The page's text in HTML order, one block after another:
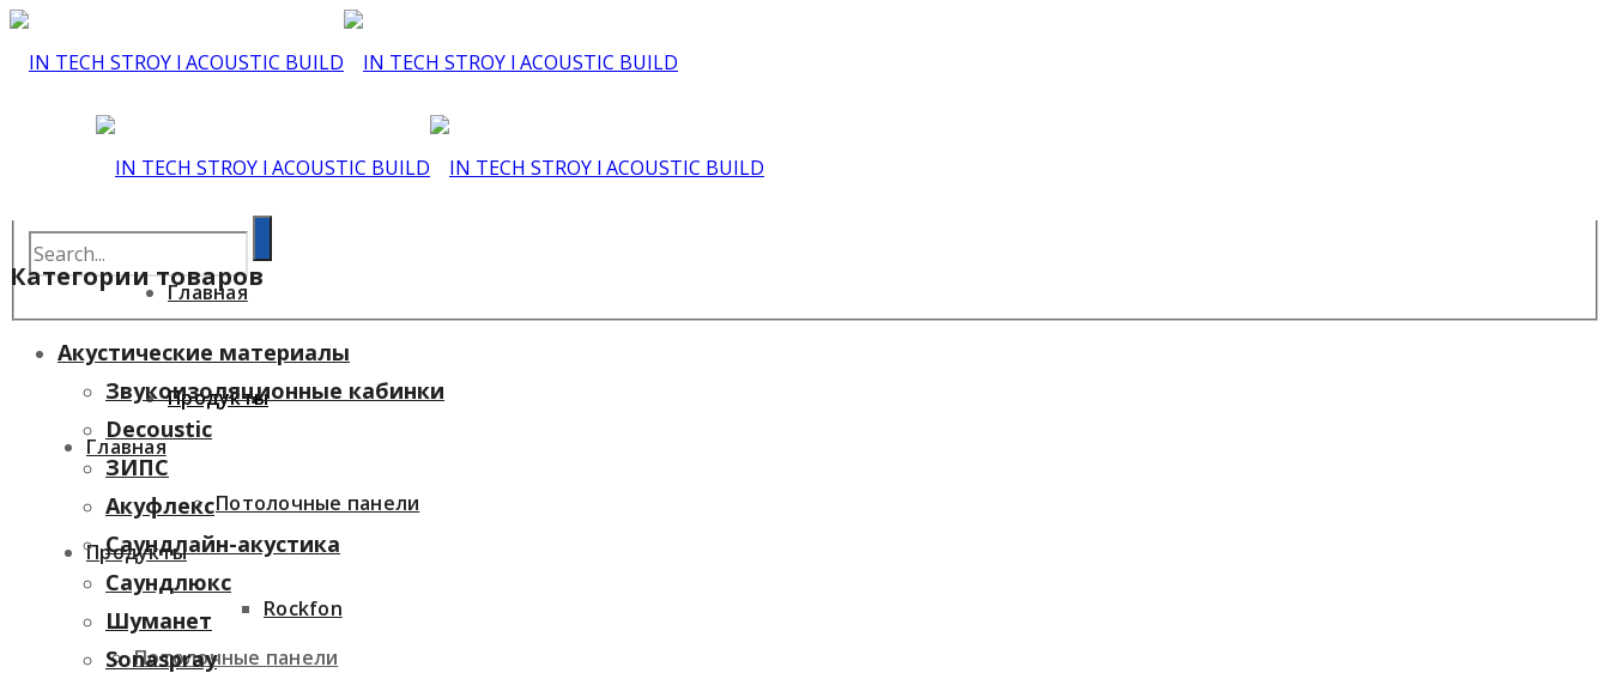
Главная
Продукты
Потолочные панели
Главная
Продукты
Потолочные панели
Rockfon
Категории товаров
Акустические материалы
Звукоизоляционные кабинки
Decoustic
ЗИПС
Акуфлекс
Саундлайн-акустика
Саундлюкс
Шуманет
Sonaspray